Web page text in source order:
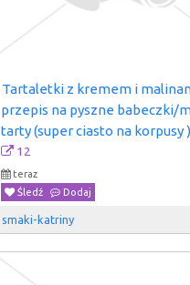
Tartaletki z kremem i
przepis na pyszne babeczki/
tarty (super ciasto na korpusy
12
teraz
Śledź
Dodaj
smaki-katriny